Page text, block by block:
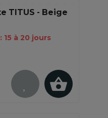
TITUS - Beige
15 à 20 jours